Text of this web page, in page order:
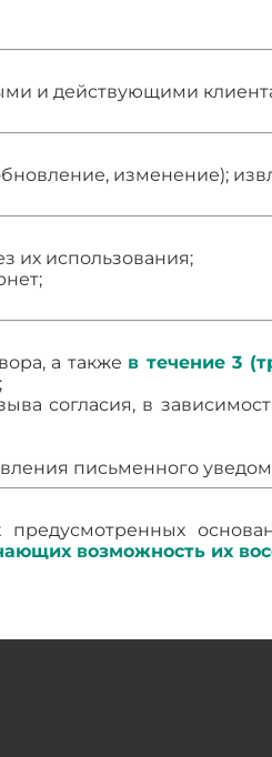
и действующими
изменение);
их использования;
а также в течение 3
согласия, в
письменного
возможность их